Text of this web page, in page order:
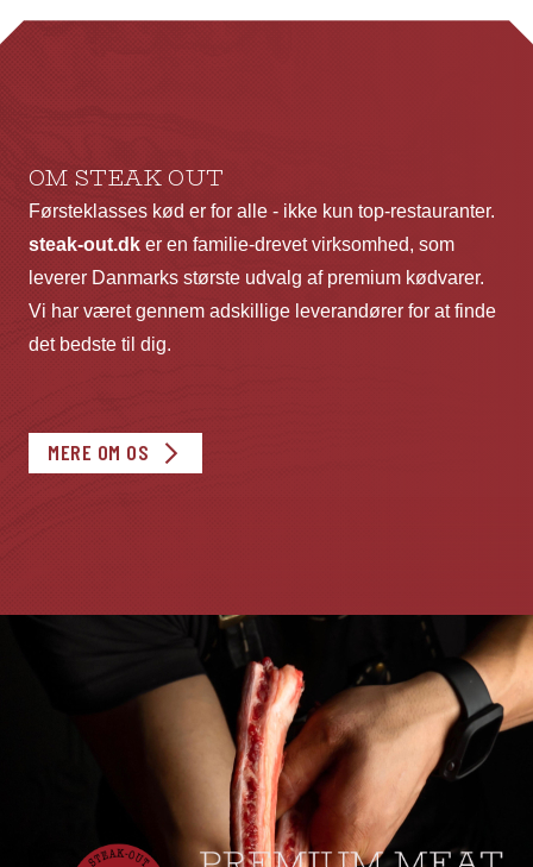
kan
OM STEAK OUT
Førsteklasses kød er for alle - ikke kun top-restauranter.
steak-out.dk er en familie-drevet virksomhed, som
leverer Danmarks største udvalg af premium kødvarer.
Vi har været gennem adskillige leverandører for at finde
det bedste til dig.
MERE OM OS